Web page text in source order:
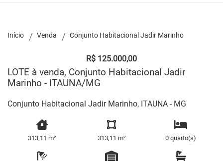
Início Venda Conjunto Habitacional Jadir Marinho
R$ 125.000,00
LOTE à venda, Conjunto Habitacional Jadir
Marinho - ITAUNA/MG
Conjunto Habitacional Jadir Marinho, ITAUNA - MG
313,11 m² 313,11 m² 0 quarto(s)